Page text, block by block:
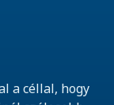
a céllal, hogy